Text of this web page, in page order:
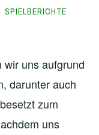
SPIELBERICHTE
uns aufgrund
darunter auch
zum
uns